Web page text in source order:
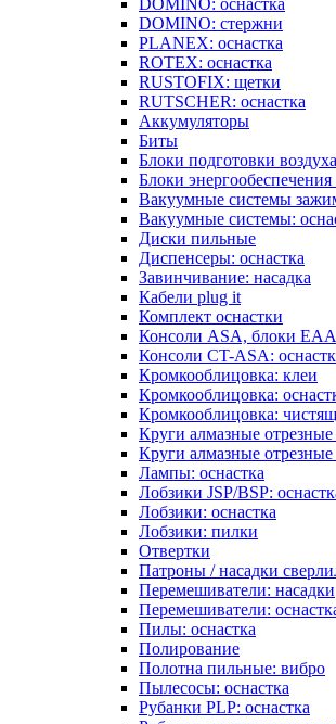
DOMINO: оснастка
DOMINO: стержни
PLANEX: оснастка
ROTEX: оснастка
RUSTOFIX: щетки
RUTSCHER: оснастка
Аккумуляторы
Биты
Блоки подготовки воздуха
Блоки
Вакуумные системы
Вакуумные системы:
Диски пильные
Диспенсеры: оснастка
Завинчивание: насадка
Кабели plug it
Комплект оснастки
Консоли ASA, блоки
Консоли CT-ASA:
Кромкооблицовка: клеи
Кромкооблицовка:
Кромкооблицовка:
Круги алмазные
Круги алмазные
Лампы: оснастка
Лобзики JSP/BSP:
Лобзики: оснастка
Лобзики: пилки
Отвертки
Патроны / насадки
Перемешиватели: насадки
Перемешиватели:
Пилы: оснастка
Полирование
Полотна пильные: вибро
Пылесосы: оснастка
Рубанки PLP: оснастка